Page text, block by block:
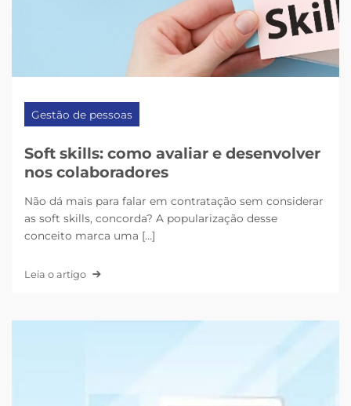
Gestão de pessoas
Soft skills: como avaliar e desenvolver
nos colaboradores
Não dá mais para falar em contratação sem considerar
as soft skills, concorda? A popularização desse
conceito marca uma [...]
Leia o artigo